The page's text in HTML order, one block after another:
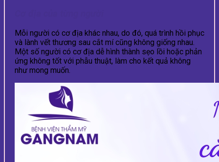
Mỗi người có cơ địa khác nhau, do đó, quá trình hồi phục
và lành vết thương sau cắt mí cũng không giống nhau.
Một số người có cơ địa dễ hình thành sẹo lồi hoặc phản
ứng không tốt với phẫu thuật, làm cho kết quả không
như mong muốn.